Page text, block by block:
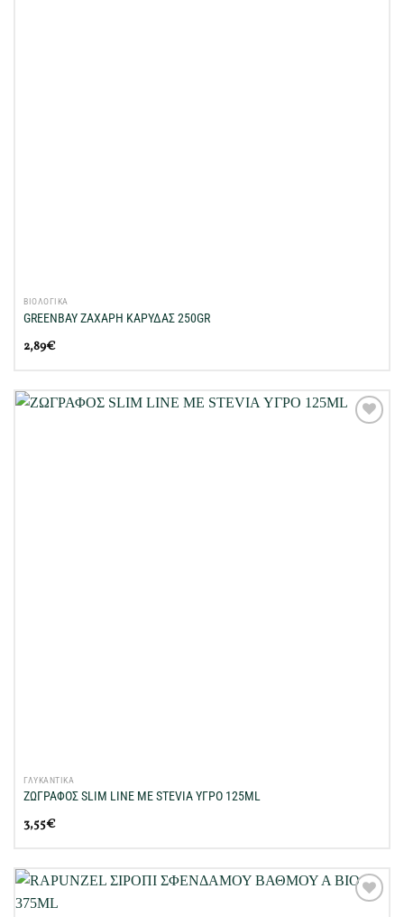
ΒΙΟΛΟΓΙΚΑ
GREENBAY ΖΑΧΑΡΗ ΚΑΡΥΔΑΣ 250GR
2,89€
ΓΛΥΚΑΝΤΙΚΑ
ΖΩΓΡΑΦΟΣ SLIM LINE ME STEVIA ΥΓΡΟ 125ML
3,55€